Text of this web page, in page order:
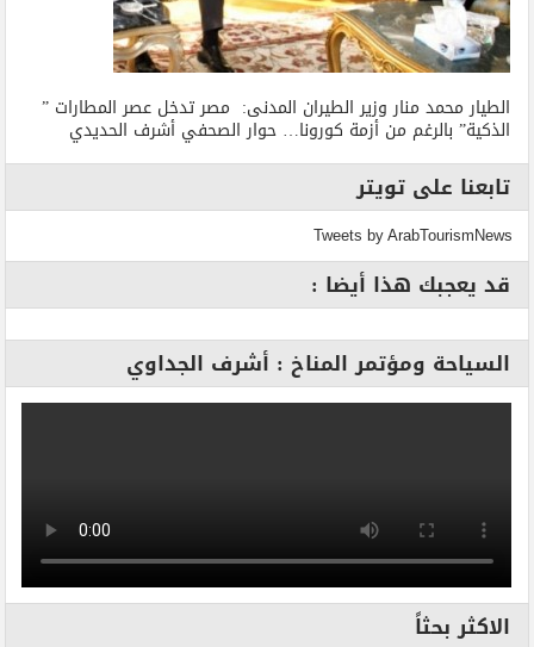
الطيار محمد منار وزير الطيران المدنى: مصر تدخل عصر المطارات ”
الذكية” بالرغم من أزمة كورونا… حوار الصحفي أشرف الحديدي
تابعنا على تويتر
Tweets by ArabTourismNews
قد يعجبك هذا أيضا :
السياحة ومؤتمر المناخ : أشرف الجداوي
الاكثر بحثاً